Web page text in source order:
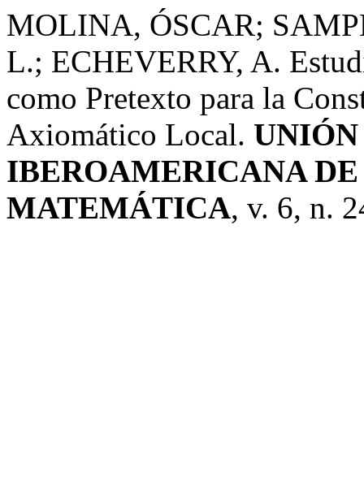
MOLINA, ÓSCAR;
L.; ECHEVERRY, A.
como Pretexto para la
Axiomático Local.
IBEROAMERICANA
MATEMÁTICA, v. 6, n.